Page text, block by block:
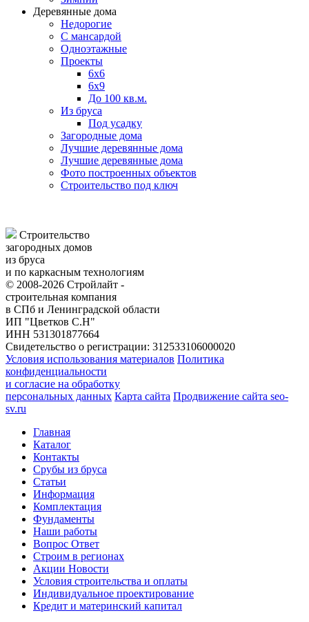
Деревянные дома
Недорогие
С мансардой
Одноэтажные
Проекты
6х6
6х9
До 100 кв.м.
Из бруса
Под усадку
Загородные дома
Лучшие деревянные дома
Лучшие деревянные дома
Фото построенных объектов
Строительство под ключ
Строительство
загородных домов
из бруса
и по каркасным технологиям
© 2008-2026 Стройлайт -
строительная компания
в СПб и Ленинградской области
ИП "Цветков С.Н"
ИНН 531301877664
Свидетельство о регистрации: 312533106000020
Условия использования материалов Политика
конфиденциальности
и согласие на обработку
персональных данных Карта сайта Продвижение сайта seo-
sv.ru
Главная
Каталог
Контакты
Срубы из бруса
Статьи
Информация
Комплектация
Фундаменты
Наши работы
Вопрос Ответ
Строим в регионах
Акции Новости
Условия строительства и оплаты
Индивидуальное проектирование
Кредит и материнский капитал